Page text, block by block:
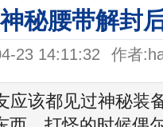
秘腰带解封
23 14:11:32 作者
应该都见过神秘装